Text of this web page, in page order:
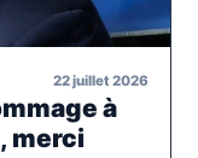
22 juillet 2026
à
merci